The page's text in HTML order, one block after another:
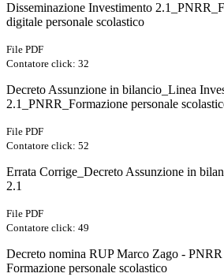
Disseminazione Investimento
digitale personale scolastico
File PDF
Contatore click: 32
Decreto Assunzione in bilancio_Linea
2.1_PNRR_Formazione personale
File PDF
Contatore click: 52
Errata Corrige_Decreto Assunzione in
2.1
File PDF
Contatore click: 49
Decreto nomina RUP Marco Zago -
Formazione personale scolastico